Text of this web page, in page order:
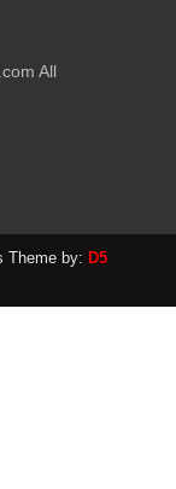
All
Theme by: D5